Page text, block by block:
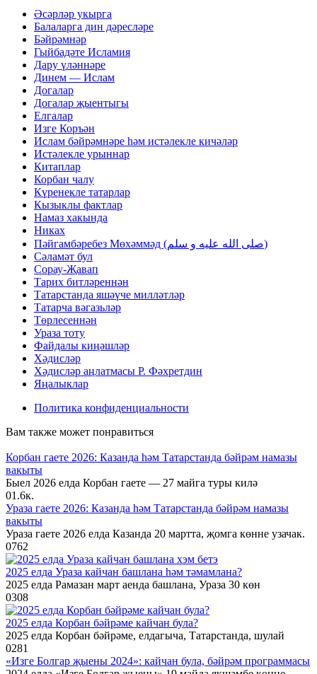
Әсәрләр укырга
Балаларга дин дәресләре
Бәйрәмнәр
Гыйбадәте Исламия
Дару үләннәре
Динем — Ислам
Догалар
Догалар җыентыгы
Елгалар
Изге Коръән
Ислам бәйрәмнәре һәм истәлекле кичәләр
Истәлекле урыннар
Китаплар
Корбан чалу
Күренекле татарлар
Кызыклы фактлар
Намаз хакында
Никах
Пәйгамбәребез Мөхәммәд (صلى الله عليه و سلم)
Сәламәт бул
Сорау-Җавап
Тарих битләреннән
Татарстанда яшәүче милләтләр
Татарча вәгазьләр
Төрлесеннән
Ураза тоту
Файдалы киңәшләр
Хәдисләр
Хәдисләр аңлатмасы Р. Фәхретдин
Яңалыклар
Политика конфиденциальности
Вам также может понравиться
Корбан гаете 2026: Казанда һәм Татарстанда бәйрәм намазы
вакыты
Быел 2026 елда Корбан гаете — 27 майга туры килә
01.6к.
Ураза гаете 2026: Казанда һәм Татарстанда бәйрәм намазы
вакыты
Ураза гаете 2026 елда Казанда 20 мартта, җомга көнне узачак.
0762
2025 елда Ураза кайчан башлана һәм тәмамлана?
2025 елда Рамазан март аенда башлана, Ураза 30 көн
0308
2025 елда Корбан бәйрәме кайчан була?
2025 елда Корбан бәйрәме, елдагыча, Татарстанда, шулай
0281
«Изге Болгар җыены 2024»: кайчан була, бәйрәм программасы